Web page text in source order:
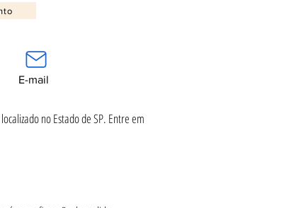
E-mail
no Estado de SP. Entre em